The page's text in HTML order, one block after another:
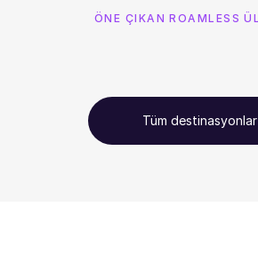
ÖNE ÇIKAN ROAMLESS
Tüm destinasyonlar